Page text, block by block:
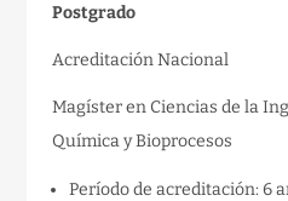
Postgrado
Acreditación Nacional
Magíster en Ciencias de la
Química y Bioprocesos
Período de acreditación: 6